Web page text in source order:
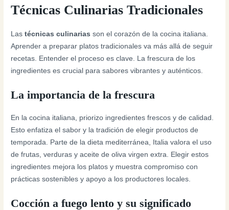
Técnicas Culinarias Tradicionales
Lastécnicas culinarias son el corazón de la cocina italiana.
Aprender a preparar platos tradicionales va más allá de seguir
recetas. Entender el proceso es clave. La frescura de los
ingredientes es crucial para sabores vibrantes y auténticos.
La importancia de la frescura
En la cocina italiana, priorizo ingredientes frescos y de calidad.
Esto enfatiza el sabor y la tradición de elegir productos de
temporada. Parte de la dieta mediterránea, Italia valora el uso
de frutas, verduras y aceite de oliva virgen extra. Elegir estos
ingredientes mejora los platos y muestra compromiso con
prácticas sostenibles y apoyo a los productores locales.
Cocción a fuego lento y su significado